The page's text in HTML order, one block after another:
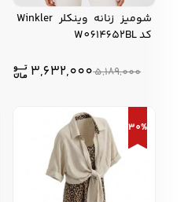
شومیز زنانه وینکلر Winkler
کد W0614652BL
5,189,000
3,632,000
30%